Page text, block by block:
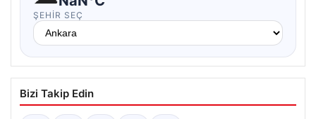
ŞEHIR SEÇ
Bizi Takip Edin